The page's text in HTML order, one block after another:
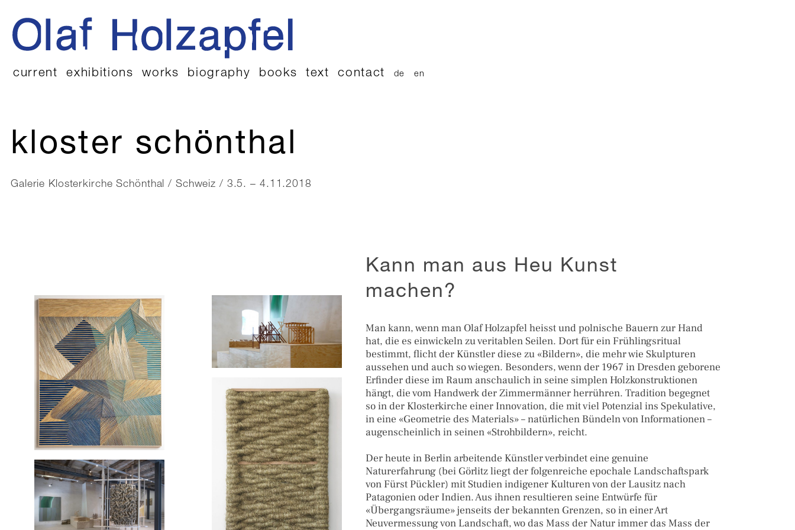
current exhibitions works biography books text contact de en
kloster schönthal
Galerie Klosterkirche Schönthal / Schweiz / 3.5. – 4.11.2018
Kann man aus Heu Kunst
machen?
Man kann, wenn man Olaf Holzapfel heisst und polnische Bauern zur Hand
hat, die es einwickeln zu veritablen Seilen. Dort für ein Frühlingsritual
bestimmt, flicht der Künstler diese zu «Bildern», die mehr wie Skulpturen
aussehen und auch so wiegen. Besonders, wenn der 1967 in Dresden geborene
Erfinder diese im Raum anschaulich in seine simplen Holzkonstruktionen
hängt, die vom Handwerk der Zimmermänner herrühren. Tradition begegnet
so in der Klosterkirche einer Innovation, die mit viel Potenzial ins Spekulative,
in eine «Geometrie des Materials» – natürlichen Bündeln von Informationen –
augenscheinlich in seinen «Strohbildern», reicht.
Der heute in Berlin arbeitende Künstler verbindet eine genuine
Naturerfahrung (bei Görlitz liegt der folgenreiche epochale Landschaftspark
von Fürst Pückler) mit Studien indigener Kulturen von der Lausitz nach
Patagonien oder Indien. Aus ihnen resultieren seine Entwürfe für
«Übergangsräume» jenseits der bekannten Grenzen, so in einer Art
Neuvermessung von Landschaft, wo das Mass der Natur immer das Mass der